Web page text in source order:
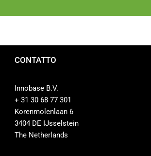
CONTATTO
Innobase B.V.
+ 31 30 68 77 301
Korenmolenlaan 6
3404 DE IJsselstein
The Netherlands